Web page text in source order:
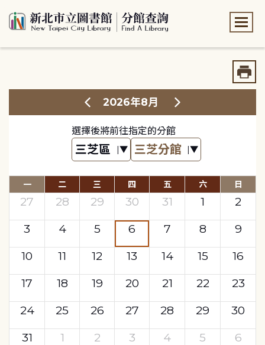
2026年8月
選擇後將前往指定的分館
一 二 三 四 五 六 日
27 28 29 30 31 1
2
3
4 5 6 7 8
9
10
11 12 13 14 15
16
17
18 19 20 21 22
23
24
25 26 27 28 29
30
31
1 2 3 4 5 6